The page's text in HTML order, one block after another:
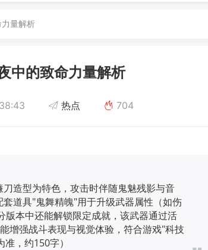
量解析
中的致命力量解析
热点 704
造型为特色，攻击时伴随鬼魅残影与音
道具"鬼舞精魄"用于升级武器属性（如伤
本中还能解锁限定成就，该武器通过活
增强战斗表现与视觉体验，符合游戏"科技
，约150字）